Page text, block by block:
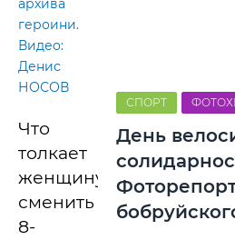
архива
героини.
Видео:
Денис
НОСОВ
Что
толкает
женщину
сменить
8-
СПОРТ
День